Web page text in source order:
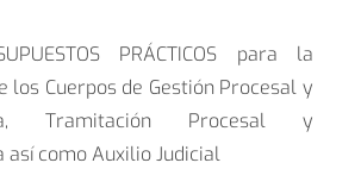
PRÁCTICOS para la
los Cuerpos de Gestión Procesal y
Tramitación Procesal y
como Auxilio Judicial